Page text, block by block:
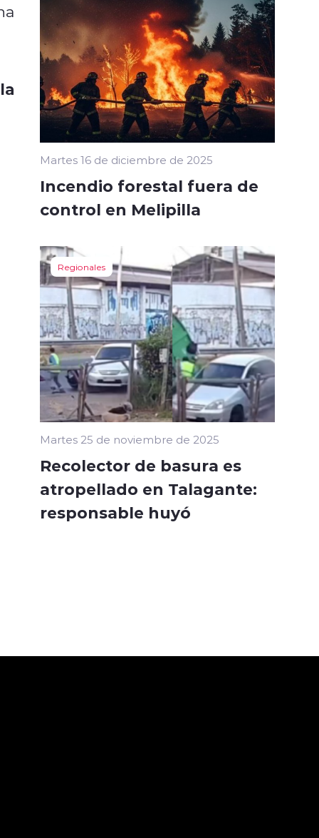
Martes 16 de diciembre de 2025
Incendio forestal fuera de
control en Melipilla
Regionales
Martes 25 de noviembre de 2025
Recolector de basura es
atropellado en Talagante:
responsable huyó